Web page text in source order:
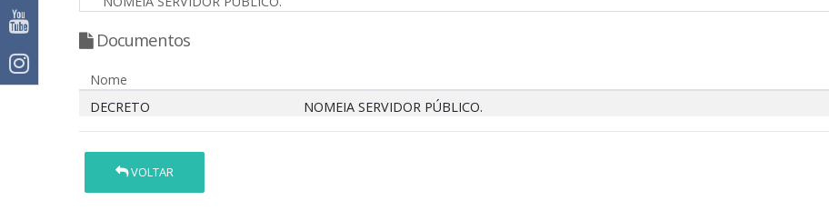
Documentos
Nome
DECRETO
NOMEIA SERVIDOR PÚBLICO.
VOLTAR